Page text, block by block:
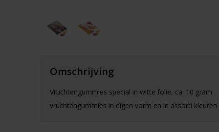
Omschrijving
Vruchtengummies special in witte folie, ca. 10 gram
vruchtengummies in eigen vorm en in assorti kleuren